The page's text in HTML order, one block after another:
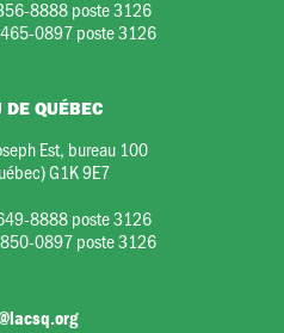
8888 poste 3126
0897 poste 3126
QUÉBEC
Est, bureau 100
G1K 9E7
8888 poste 3126
0897 poste 3126